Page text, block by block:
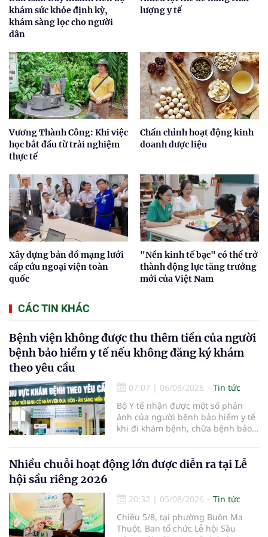
khám sức khỏe định kỳ,
khám sàng lọc cho người
dân
lượng y tế
Vương Thành Công: Khi việc
học bắt đầu từ trải nghiệm
thực tế
Chấn chỉnh hoạt động kinh
doanh dược liệu
Xây dựng bản đồ mạng lưới
cấp cứu ngoại viện toàn
quốc
"Nền kinh tế bạc" có thể trở
thành động lực tăng trưởng
mới của Việt Nam
CÁC TIN KHÁC
Bệnh viện không được thu thêm tiền của người
bệnh bảo hiểm y tế nếu không đăng ký khám
theo yêu cầu
07:07 | 06/08/2026
Tin tức
Bộ Y tế nhận được một số phản
ánh của người bệnh bảo hiểm y tế
khi đi khám bệnh, chữa bệnh bảo
bệnh, chữa bệnh theo yêu cầu
nhưng vẫn phải nộp thêm các chi
phần cùng chi trả.
Nhiều chuỗi hoạt động lớn được diễn ra tại Lễ
hội sầu riêng 2026
20:32 | 05/08/2026
Tin tức
Chiều 5/8, tại phường Buôn Ma
Thuột, Ban tổ chức Lễ hội Sầu